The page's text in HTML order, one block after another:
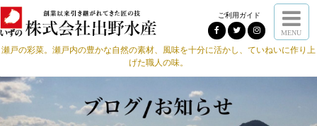
ご利用ガイド
MENU
瀬戸の彩菜。瀬戸内の豊かな自然の素材、風味を十分に活かし、ていねいに作り上
げた職人の味。